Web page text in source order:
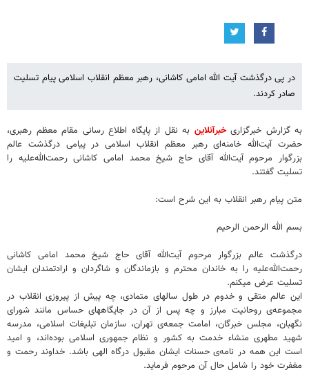
در پی درگذشت آیت الله امامی کاشانی، رهبر معظم انقلاب اسلامی پیام تسلیت
صادر کردند.
به گزارش خبرگزاریخبرآنلاین به نقل از پایگاه اطلاع رسانی مقام معظم رهبری،
حضرت آیت‌الله خامنه‌ای رهبر معظم انقلاب اسلامی در پیامی درگذشت عالم
بزرگوار مرحوم آیت‌الله آقای حاج شیخ محمد امامی کاشانی رحمت‌الله‌علیه را
تسلیت گفتند.
متن پیام رهبر انقلاب به این شرح است:
بسم الله الرحمن الرحیم
درگذشت عالم بزرگوار مرحوم آیت‌الله آقای حاج شیخ محمد امامی کاشانی
رحمت‌الله‌علیه را به خاندان محترم و بازماندگان و شاگردان و ارادتمندان ایشان
تسلیت عرض میکنم.
این عالم متقی و خدوم در طول سالهای متمادی، چه پیش از پیروزی انقلاب در
مجموعه‌ی روحانیت مبارز و چه پس از آن در جایگاههای حساس مانند شورای
نگهبان، مجلس خبرگان، امامت جمعه‌ی تهران، سازمان تبلیغات اسلامی، مدرسه
شهید مطهری منشاء خدمت به کشور و نظام جمهوری اسلامی بوده‌اند، و امید
است این همه در نامه‌ی حسنات ایشان مقبول درگاه الهی باشد. خداوند رحمت و
مغفرت خود را شامل حال آن مرحوم فرماید.